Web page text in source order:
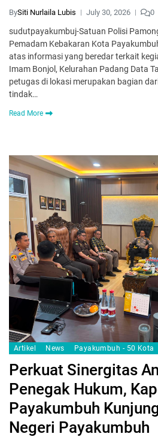
BySiti Nurlaila Lubis July 30, 2026 0
sudutpayakumbuj-Satuan Polisi
Pemadam Kebakaran Kota
atas informasi yang beredar terkait
Imam Bonjol, Kelurahan Padang Data
petugas di lokasi merupakan bagian
tindak…
Read More
Artikel News Payakumbuh - 50 Kota
Perkuat Sinergitas
Penegak Hukum,
Payakumbuh
Negeri Payakumbuh